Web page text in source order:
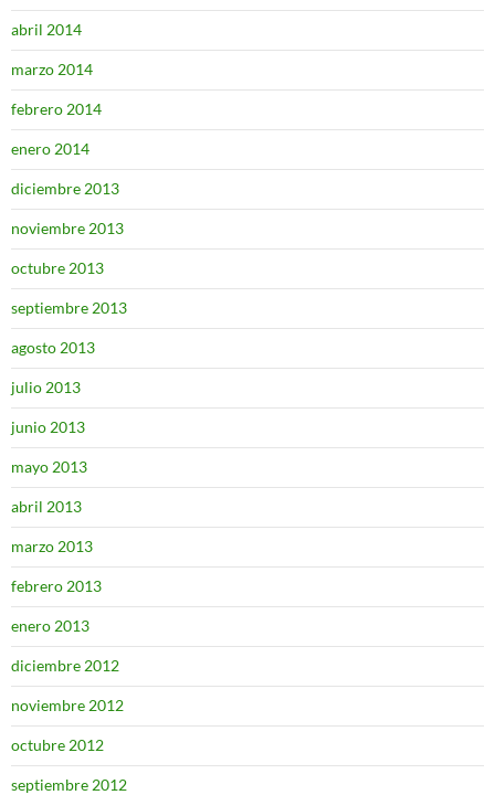
abril 2014
marzo 2014
febrero 2014
enero 2014
diciembre 2013
noviembre 2013
octubre 2013
septiembre 2013
agosto 2013
julio 2013
junio 2013
mayo 2013
abril 2013
marzo 2013
febrero 2013
enero 2013
diciembre 2012
noviembre 2012
octubre 2012
septiembre 2012